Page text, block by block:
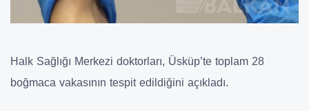
Halk Sağlığı Merkezi doktorları, Üsküp’te toplam 28
boğmaca vakasının tespit edildiğini açıkladı.